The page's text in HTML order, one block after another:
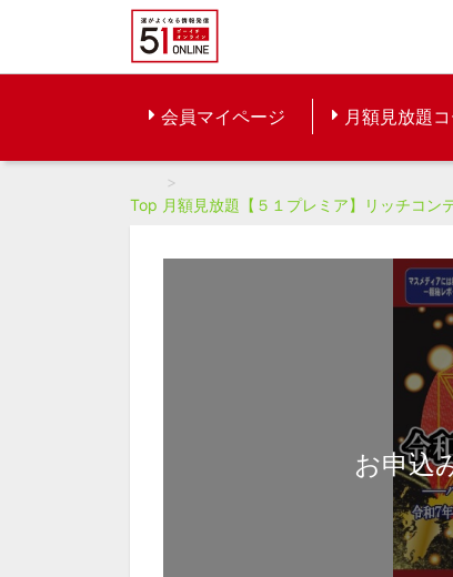
会員マイページ 月額見放題
Top 月額見放題【５１プレミア】リッチコン
お申込